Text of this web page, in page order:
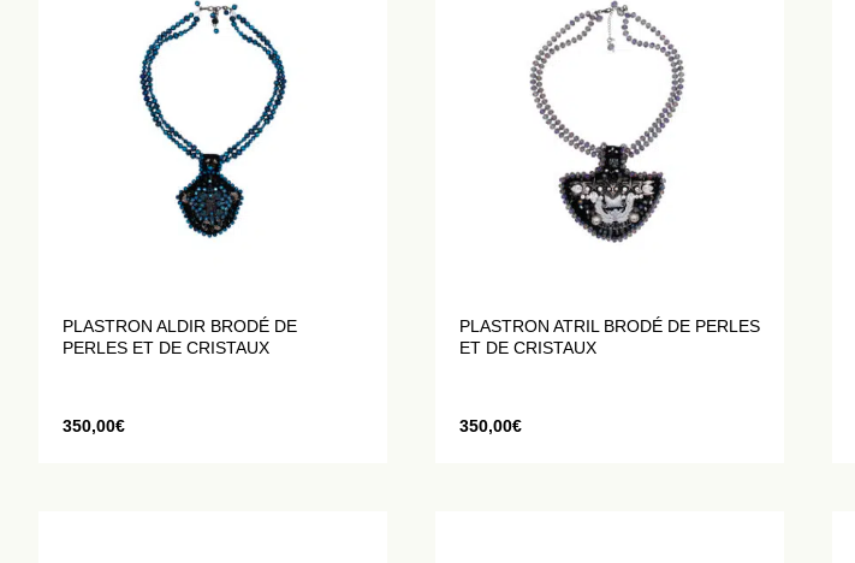
PLASTRON ALDIR BRODÉ DE
PERLES ET DE CRISTAUX
350,00€
PLASTRON ATRIL BRODÉ DE PERLES
ET DE CRISTAUX
350,00€